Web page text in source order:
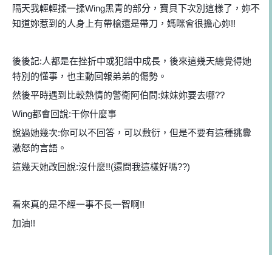
隔天我輕輕揉一揉Wing黑青的部分，寶貝下次別這樣了，妳不
知道妳惹到的人身上有帶槍還是帶刀，媽咪會很擔心妳!!
後後記:人都是在挫折中或犯錯中成長，後來這幾天總覺得她
特別的懂事，也主動回報弟弟的傷勢。
然後平時遇到比較熱情的警衛阿伯問:妹妹妳要去哪??
Wing都會回說:干你什麼事
說過她幾次:你可以不回答，可以敷衍，但是不要有這種挑釁
激怒的言語。
這幾天她改回說:沒什麼!!(還問我這樣好嗎??)
看來真的是不經一事不長一智啊!!
加油!!